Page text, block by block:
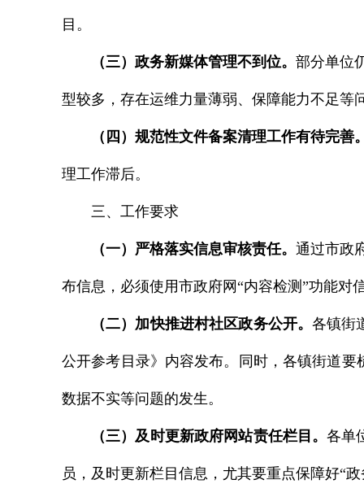
目。
（三）政务新媒体管理不到位。 部分单位
型较多，存在运维力量薄弱、保障能力不足等
（四）规范性文件备案清理工作有待完善
理工作滞后。
三、工作要求
（一）严格落实信息审核责任。 通过市政
布信息，必须使用市政府网“内容检测”功能对
（二）加快推进村社区政务公开。各镇街
公开参考目录》内容发布。同时，各镇街道
数据不实等问题的发生。
（三）及时更新政府网站责任栏目。各单
员，及时更新栏目信息，尤其要重点保障好